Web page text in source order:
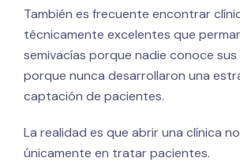
También es frecuente encontrar
técnicamente excelentes que
semivacías porque nadie conoce
porque nunca desarrollaron una
captación de pacientes.
La realidad es que abrir una clínica
únicamente en tratar pacientes.